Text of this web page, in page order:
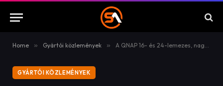
Home » Gyártói közlemények » A QNAP 16- és 24-lemezes, nagy kapacitású modellekkel bővíti TS-hx77XU NAS sorozatát
GYÁRTÓI KÖZLEMÉNYEK